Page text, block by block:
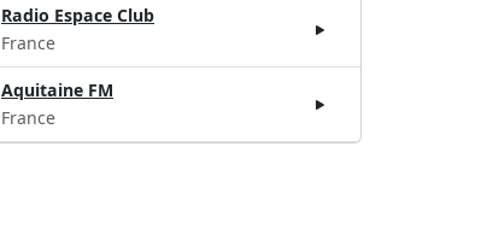
Radio Espace Club
France
Aquitaine FM
France